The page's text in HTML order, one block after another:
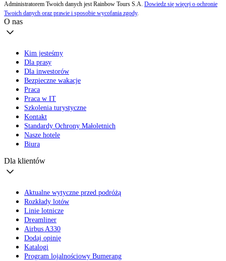
Administratorem Twoich danych jest Rainbow Tours S.A. Dowiedz się więcej o ochronie
Twoich danych oraz prawie i sposobie wycofania zgody.
O nas
Kim jesteśmy
Dla prasy
Dla inwestorów
Bezpieczne wakacje
Praca
Praca w IT
Szkolenia turystyczne
Kontakt
Standardy Ochrony Małoletnich
Nasze hotele
Biura
Dla klientów
Aktualne wytyczne przed podróżą
Rozkłady lotów
Linie lotnicze
Dreamliner
Airbus A330
Dodaj opinię
Katalogi
Program lojalnościowy Bumerang